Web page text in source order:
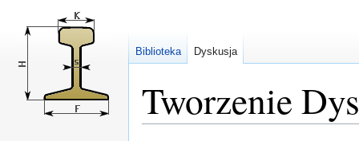
Tworzenie
Biblioteka Dyskusja